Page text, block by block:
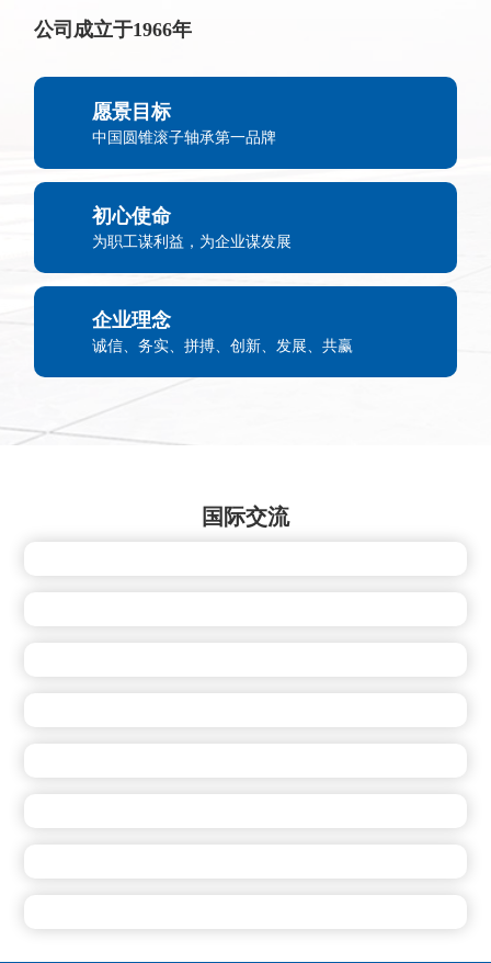
公司成立于1966年
愿景目标
中国圆锥滚子轴承第一品牌
初心使命
为职工谋利益，为企业谋发展
企业理念
诚信、务实、拼搏、创新、发展、共赢
国际交流
公司参加美国AAPEX展